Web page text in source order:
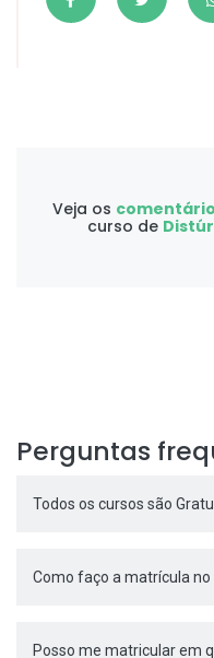
Veja os
curso de
Perguntas
Todos os cursos são
Como faço a matrícula no
Posso me matricular em